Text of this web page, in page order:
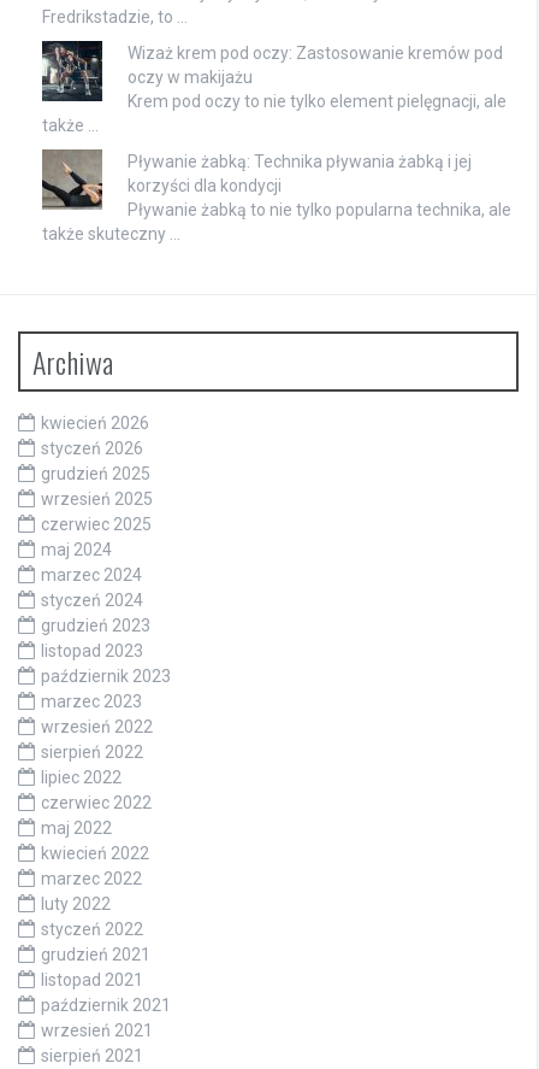
Fredrikstadzie, to …
Wizaż krem pod oczy: Zastosowanie kremów pod
oczy w makijażu
Krem pod oczy to nie tylko element pielęgnacji, ale
także …
Pływanie żabką: Technika pływania żabką i jej
korzyści dla kondycji
Pływanie żabką to nie tylko popularna technika, ale
także skuteczny …
Archiwa
kwiecień 2026
styczeń 2026
grudzień 2025
wrzesień 2025
czerwiec 2025
maj 2024
marzec 2024
styczeń 2024
grudzień 2023
listopad 2023
październik 2023
marzec 2023
wrzesień 2022
sierpień 2022
lipiec 2022
czerwiec 2022
maj 2022
kwiecień 2022
marzec 2022
luty 2022
styczeń 2022
grudzień 2021
listopad 2021
październik 2021
wrzesień 2021
sierpień 2021